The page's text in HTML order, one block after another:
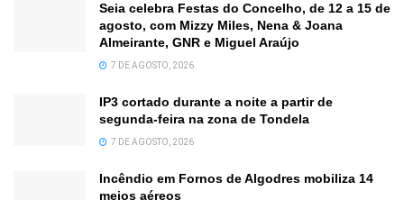
Seia celebra Festas do Concelho, de 12 a 15 de
agosto, com Mizzy Miles, Nena & Joana
Almeirante, GNR e Miguel Araújo
7 DE AGOSTO, 2026
IP3 cortado durante a noite a partir de
segunda-feira na zona de Tondela
7 DE AGOSTO, 2026
Incêndio em Fornos de Algodres mobiliza 14
meios aéreos